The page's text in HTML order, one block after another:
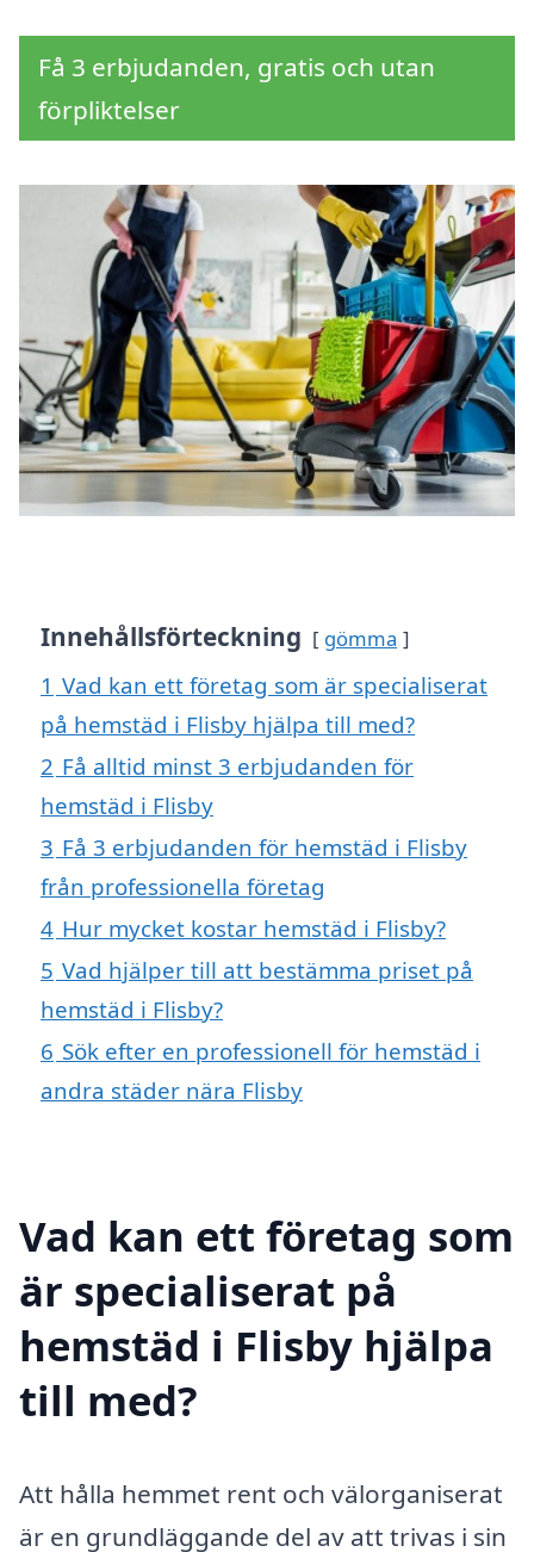
Få 3 erbjudanden, gratis och utan
förpliktelser
Innehållsförteckning gömma
1 Vad kan ett företag som är specialiserat
på hemstäd i Flisby hjälpa till med?
2 Få alltid minst 3 erbjudanden för
hemstäd i Flisby
3 Få 3 erbjudanden för hemstäd i Flisby
från professionella företag
4 Hur mycket kostar hemstäd i Flisby?
5 Vad hjälper till att bestämma priset på
hemstäd i Flisby?
6 Sök efter en professionell för hemstäd i
andra städer nära Flisby
Vad kan ett företag som
är specialiserat på
hemstäd i Flisby hjälpa
till med?
Att hålla hemmet rent och välorganiserat
är en grundläggande del av att trivas i sin